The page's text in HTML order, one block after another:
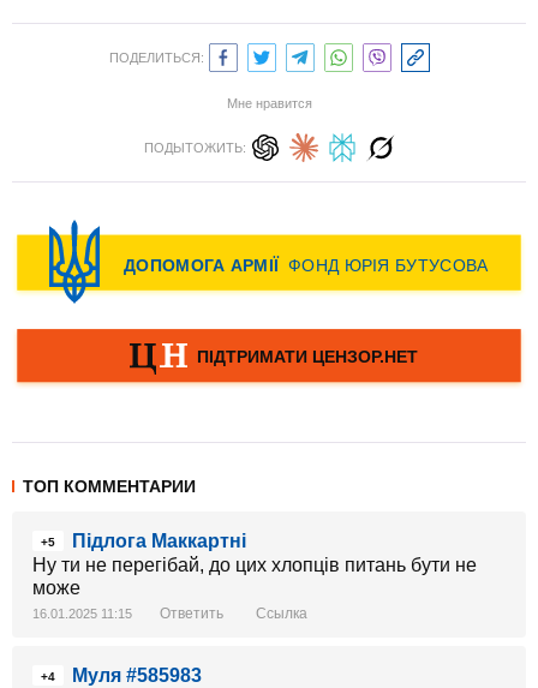
ПОДЕЛИТЬСЯ:
Мне нравится
ПОДЫТОЖИТЬ:
ТОП КОММЕНТАРИИ
+5
Підлога Маккартні
Ну ти не перегібай, до цих хлопців питань бути не
може
16.01.2025 11:15 Ответить Ссылка
+4
Муля #585983